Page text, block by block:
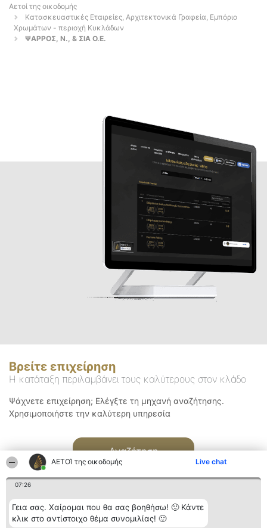
ΑΕΤΟΊ της οικοδομής Live chat
07:26
Γεια σας. Χαίρομαι που θα σας βοηθήσω! 🙂 Κάντε
κλικ στο αντίστοιχο θέμα συνομιλίας! 🙂
Αετοί της οικοδομής
Κατασκευαστικές Εταιρείες, Αρχιτεκτονικά Γραφεία, Εμπόριο
Χρωμάτων - περιοχή Κυκλάδων
ΨΑΡΡΟΣ, Ν., & ΣΙΑ Ο.Ε.
Βρείτε επιχείρηση
Η κατάταξη περιλαμβάνει τους καλύτερους στον κλάδο
Ψάχνετε επιχείρηση; Ελέγξτε τη μηχανή αναζήτησης.
Χρησιμοποιήστε την καλύτερη υπηρεσία
Αναζήτηση